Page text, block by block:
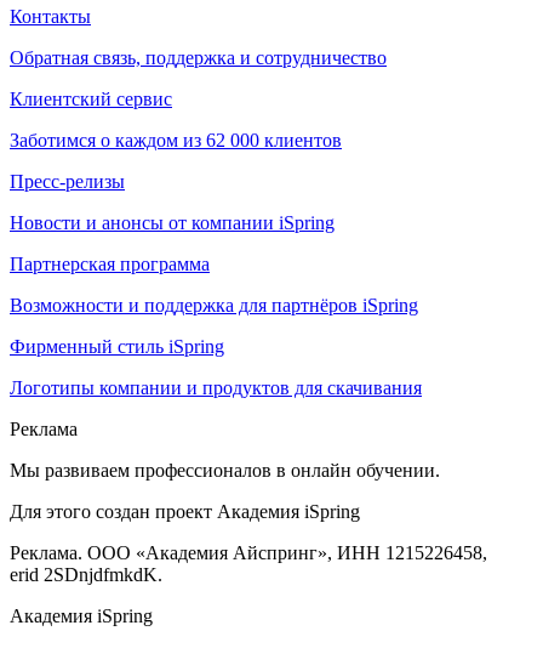
Контакты
Обратная связь, поддержка и сотрудничество
Клиентский сервис
Заботимся о каждом из 62 000 клиентов
Пресс-релизы
Новости и анонсы от компании iSpring
Партнерская программа
Возможности и поддержка для партнёров iSpring
Фирменный стиль iSpring
Логотипы компании и продуктов для скачивания
Реклама
Мы развиваем профессионалов в онлайн обучении.
Для этого создан проект Академия iSpring
Реклама. ООО «Академия Айспринг», ИНН 1215226458,
erid 2SDnjdfmkdK.
Академия iSpring